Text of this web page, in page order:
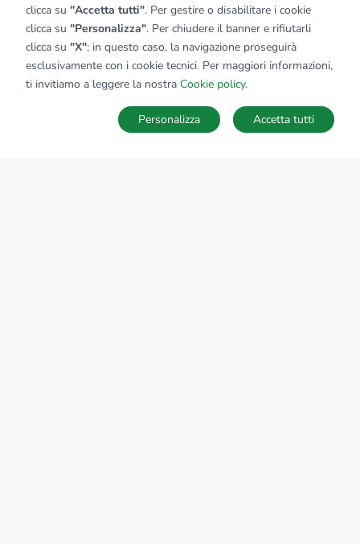
SALVA RICERCA
clicca su "Accetta tutti". Per gestire o disabilitare i cookie
clicca su "Personalizza". Per chiudere il banner e rifiutarli
clicca su "X"; in questo caso, la navigazione proseguirà
esclusivamente con i cookie tecnici. Per maggiori informazioni,
ti invitiamo a leggere la nostra Cookie policy.
Accetta tutti
Personalizza